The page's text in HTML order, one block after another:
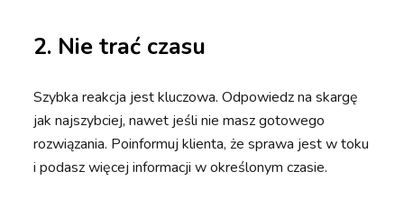
2. Nie trać czasu
Szybka reakcja jest kluczowa. Odpowiedz na skargę
jak najszybciej, nawet jeśli nie masz gotowego
rozwiązania. Poinformuj klienta, że sprawa jest w toku
i podasz więcej informacji w określonym czasie.